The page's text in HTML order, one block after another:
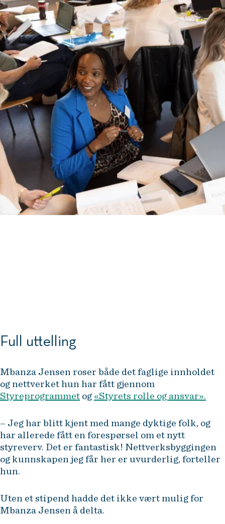
ordinære arbeidsmarkedet.
Full uttelling
Mbanza Jensen roser både det faglige innholdet
og nettverket hun har fått gjennom
Styreprogrammet og «Styrets rolle og ansvar».
– Jeg har blitt kjent med mange dyktige folk, og
har allerede fått en forespørsel om et nytt
styreverv. Det er fantastisk! Nettverksbyggingen
og kunnskapen jeg får her er uvurderlig, forteller
hun.
Uten et stipend hadde det ikke vært mulig for
Mbanza Jensen å delta.